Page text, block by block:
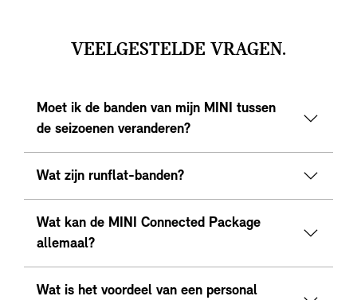
VEELGESTELDE VRAGEN.
Moet ik de banden van mijn MINI tussen
de seizoenen veranderen?
Wat zijn runflat-banden?
Wat kan de MINI Connected Package
allemaal?
Wat is het voordeel van een personal